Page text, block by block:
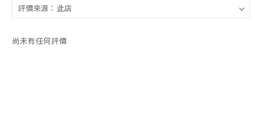
尚未有任何評價